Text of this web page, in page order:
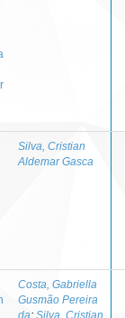
Silva, Cristian
Aldemar Gasca
Costa, Gabriella
Gusmão Pereira
da; Silva, Cristian